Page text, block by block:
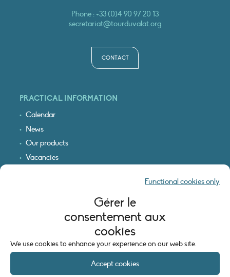
Gérer le
consentement aux
cookies
We use cookies to enhance your experience on our web site.
Accept cookies
Functional cookies only
Phone :+33 (0)4 90 97 20 13
secretariat@tourduvalat.org
CONTACT
PRACTICAL INFORMATION
Calendar
News
Our products
Vacancies
LEGAL INFORMATION